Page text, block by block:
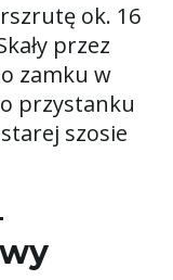
ok. 16
przez
zamku w
przystanku
szosie